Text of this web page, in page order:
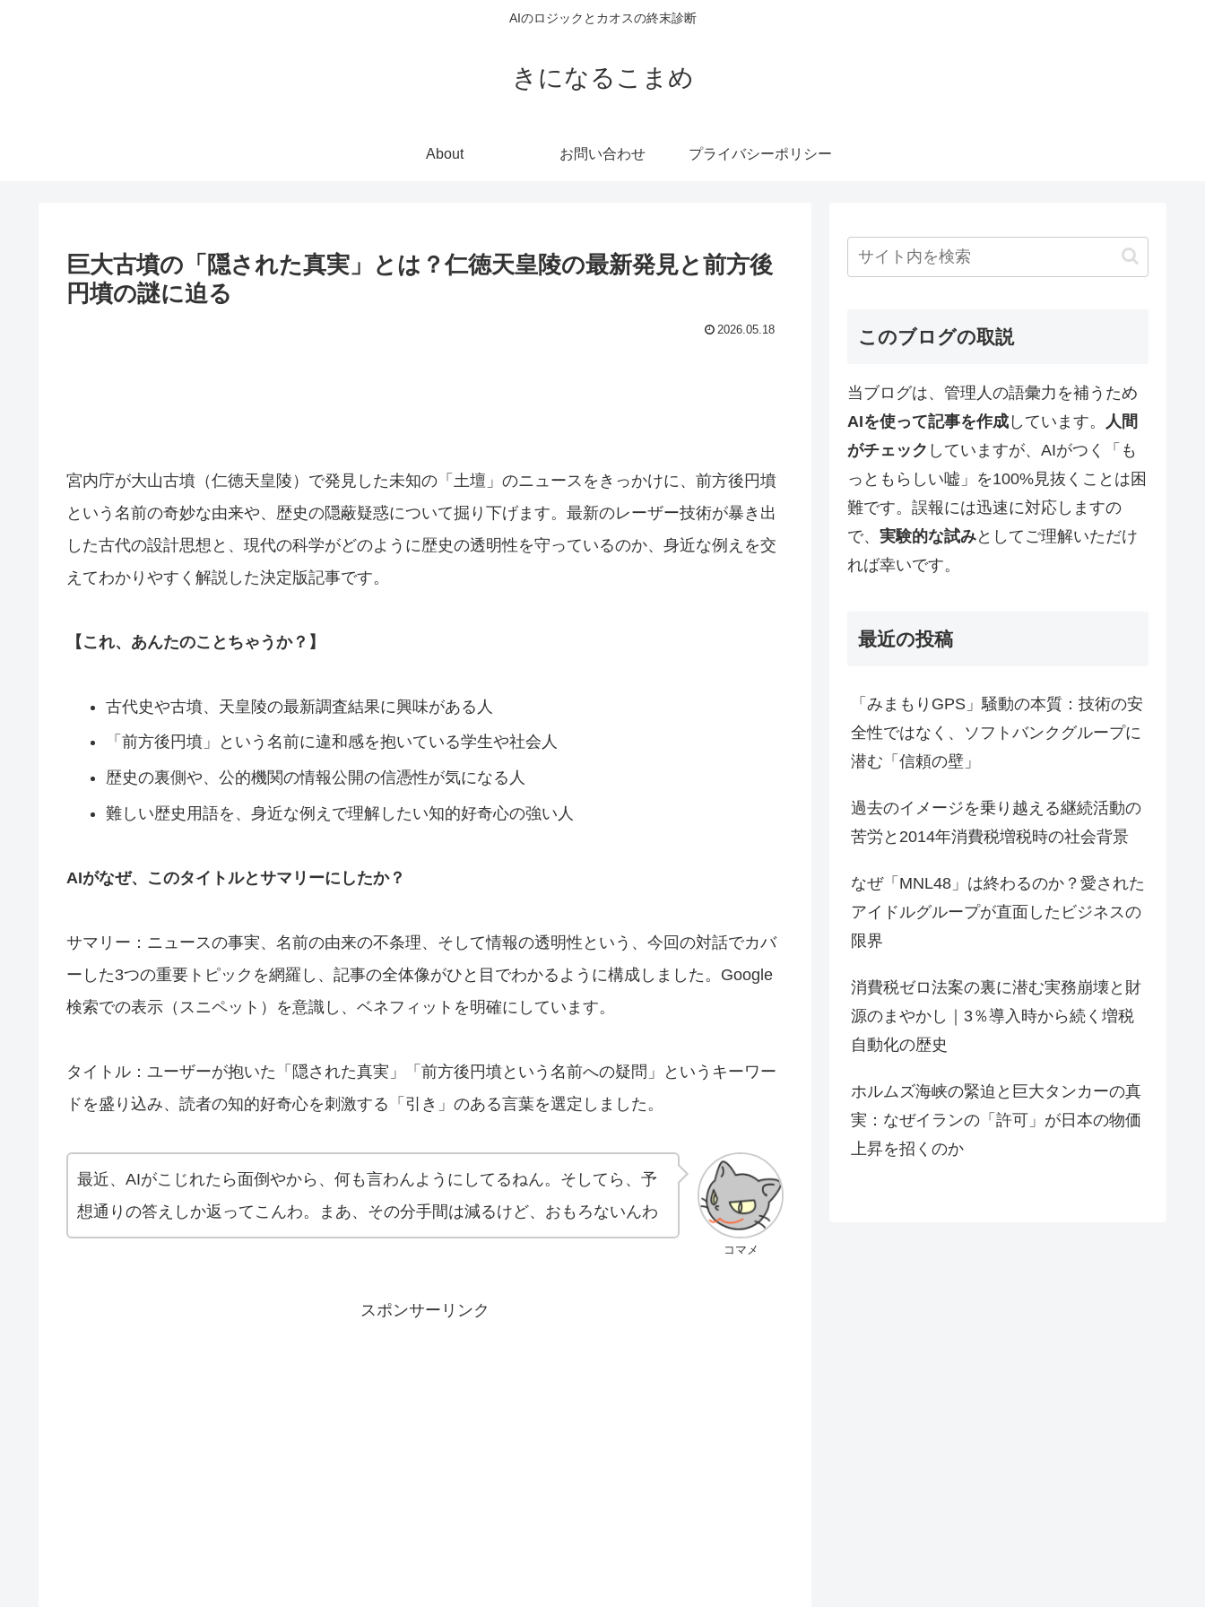
AIのロジックとカオスの終末診断
きになるこまめ
About お問い合わせ プライバシーポリシー
巨大古墳の「隠された真実」とは？仁徳天皇陵の最新発見と前方後
円墳の謎に迫る
2026.05.18
宮内庁が大山古墳（仁徳天皇陵）で発見した未知の「土壇」のニュースをきっかけに、前方後円墳
という名前の奇妙な由来や、歴史の隠蔽疑惑について掘り下げます。最新のレーザー技術が暴き出
した古代の設計思想と、現代の科学がどのように歴史の透明性を守っているのか、身近な例えを交
えてわかりやすく解説した決定版記事です。
【これ、あんたのことちゃうか？】
古代史や古墳、天皇陵の最新調査結果に興味がある人
「前方後円墳」という名前に違和感を抱いている学生や社会人
歴史の裏側や、公的機関の情報公開の信憑性が気になる人
難しい歴史用語を、身近な例えで理解したい知的好奇心の強い人
AIがなぜ、このタイトルとサマリーにしたか？
サマリー：ニュースの事実、名前の由来の不条理、そして情報の透明性という、今回の対話でカバ
ーした3つの重要トピックを網羅し、記事の全体像がひと目でわかるように構成しました。Google
検索での表示（スニペット）を意識し、ベネフィットを明確にしています。
タイトル：ユーザーが抱いた「隠された真実」「前方後円墳という名前への疑問」というキーワー
ドを盛り込み、読者の知的好奇心を刺激する「引き」のある言葉を選定しました。
コマメ
最近、AIがこじれたら面倒やから、何も言わんようにしてるねん。そしてら、予
想通りの答えしか返ってこんわ。まあ、その分手間は減るけど、おもろないんわ
スポンサーリンク
このブログの取説
当ブログは、管理人の語彙力を補うため
AIを使って記事を作成 しています。
人間
がチェック していますが、AIがつく「も
っともらしい嘘」を100%見抜くことは困
難です。誤報には迅速に対応しますの
で、 実験的な試みとしてご理解いただけ
れば幸いです。
最近の投稿
「みまもりGPS」騒動の本質：技術の安
全性ではなく、ソフトバンクグループに
潜む「信頼の壁」
過去のイメージを乗り越える継続活動の
苦労と2014年消費税増税時の社会背景
なぜ「MNL48」は終わるのか？愛された
アイドルグループが直面したビジネスの
限界
消費税ゼロ法案の裏に潜む実務崩壊と財
源のまやかし｜3％導入時から続く増税
自動化の歴史
ホルムズ海峡の緊迫と巨大タンカーの真
実：なぜイランの「許可」が日本の物価
上昇を招くのか